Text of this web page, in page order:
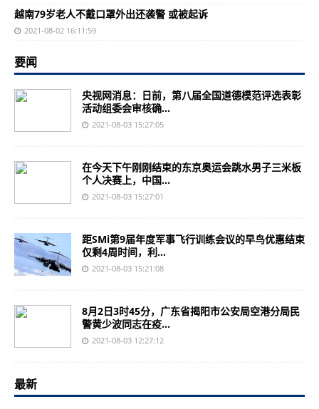
越南79岁老人不戴口罩外出还袭警 或被起诉
2021-08-02 16:11:59
要闻
央视网消息：日前，第八届全国道德模范评选表彰
活动组委会审核确...
2021-08-03 15:27:05
在今天下午刚刚结束的东京奥运会跳水男子三米板
个人决赛上，中国...
2021-08-03 15:27:01
距SMi第9届年度军事飞行训练会议的早鸟优惠结束
仅剩4周时间，利...
2021-08-03 15:21:08
8月2日3时45分，广东省揭阳市公安局空港分局民
警黄少波同志在疫...
2021-08-03 12:27:12
最新